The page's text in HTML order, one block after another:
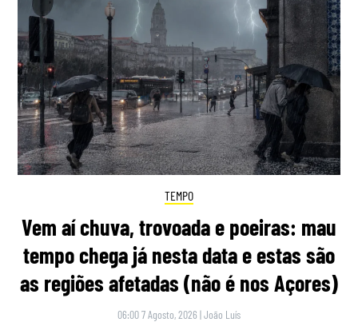
TEMPO
Vem aí chuva, trovoada e poeiras: mau
tempo chega já nesta data e estas são
as regiões afetadas (não é nos Açores)
06:00 7 Agosto, 2026 |João Luís